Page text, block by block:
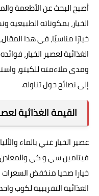
أصبح البحث عن الأطعمة
الخيار، بمكوناته الطبيعية
خيارًا مناسبًا، في هذا
الغذائية لعصير الخيار،
ومدى ملاءمته للكيتو،
إلى نصائح حول تناوله.
القيمة الغذائية
عصير الخيار غني بالماء
فيتامين سي و كي والمعادن
خيارا صحيا منخفض السعرات
الغذائية التقريبية لكوب واحد